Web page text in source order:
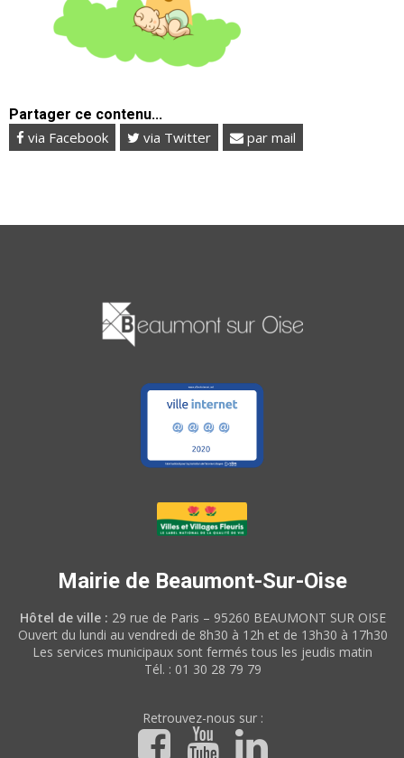
Partager ce contenu...
via Facebook via Twitter par mail
Mairie de Beaumont-Sur-Oise
Hôtel de ville : 29 rue de Paris – 95260 BEAUMONT SUR OISE
Ouvert du lundi au vendredi de 8h30 à 12h et de 13h30 à 17h30
Les services municipaux sont fermés tous les jeudis matin
Tél. : 01 30 28 79 79
Retrouvez-nous sur :